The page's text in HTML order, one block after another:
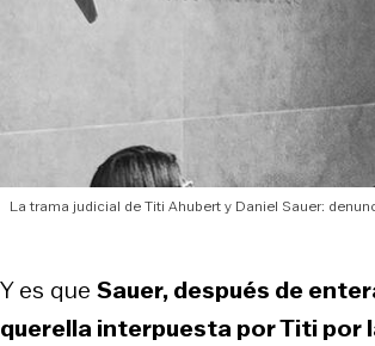
La trama judicial de Titi Ahubert y Daniel Sauer:
Y es que Sauer, después de
querella interpuesta por Titi por